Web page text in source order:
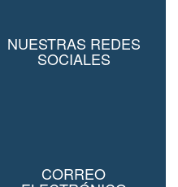
NUESTRAS REDES
SOCIALES
CORREO